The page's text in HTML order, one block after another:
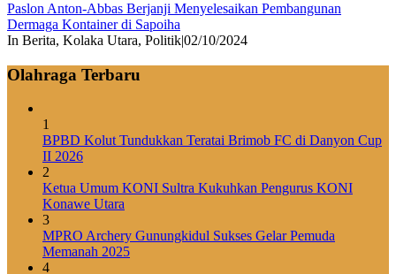
Paslon Anton-Abbas Berjanji Menyelesaikan Pembangunan
Dermaga Kontainer di Sapoiha
In Berita, Kolaka Utara, Politik|02/10/2024
Olahraga Terbaru
1
BPBD Kolut Tundukkan Teratai Brimob FC di Danyon Cup
II 2026
2
Ketua Umum KONI Sultra Kukuhkan Pengurus KONI
Konawe Utara
3
MPRO Archery Gunungkidul Sukses Gelar Pemuda
Memanah 2025
4